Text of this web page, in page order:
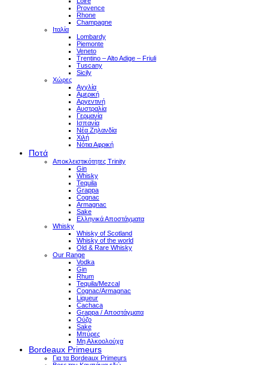
Provence
Rhone
Champagne
Ιταλία
Lombardy
Piemonte
Veneto
Trentino – Alto Adige – Friuli
Tuscany
Sicily
Χώρες
Αγγλία
Αμερική
Αργεντινή
Αυστραλία
Γερμανία
Ισπανία
Νέα Ζηλανδία
Χιλή
Νότια Αφρική
Ποτά
Αποκλειστικότητες Trinity
Gin
Whisky
Tequila
Grappa
Cognac
Armagnac
Sake
Ελληνικά Αποστάγματα
Whisky
Whisky of Scotland
Whisky of the world
Old & Rare Whisky
Our Range
Vodka
Gin
Rhum
Tequila/Mezcal
Cognac/Armagnac
Liqueur
Cachaca
Grappa / Αποστάγματα
Ούζο
Sake
Μπύρες
Μη Αλκοολούχα
Bordeaux Primeurs
Για τα Bordeaux Primeurs